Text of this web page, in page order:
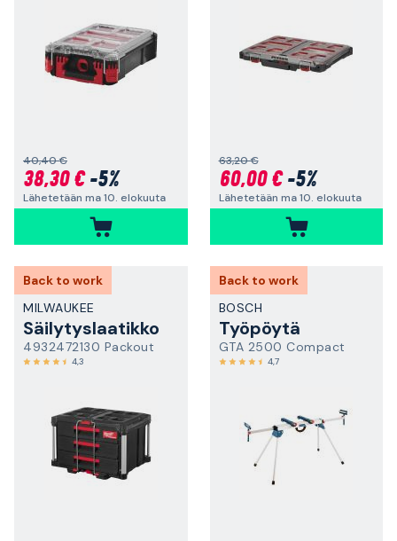
40,40 €
38,30 €-5%
Lähetetään ma 10. elokuuta
63,20 €
60,00 €-5%
Lähetetään ma 10. elokuuta
Back to work
MILWAUKEE
Säilytyslaatikko
4932472130 Packout
4,3
Back to work
BOSCH
Työpöytä
GTA 2500 Compact
4,7